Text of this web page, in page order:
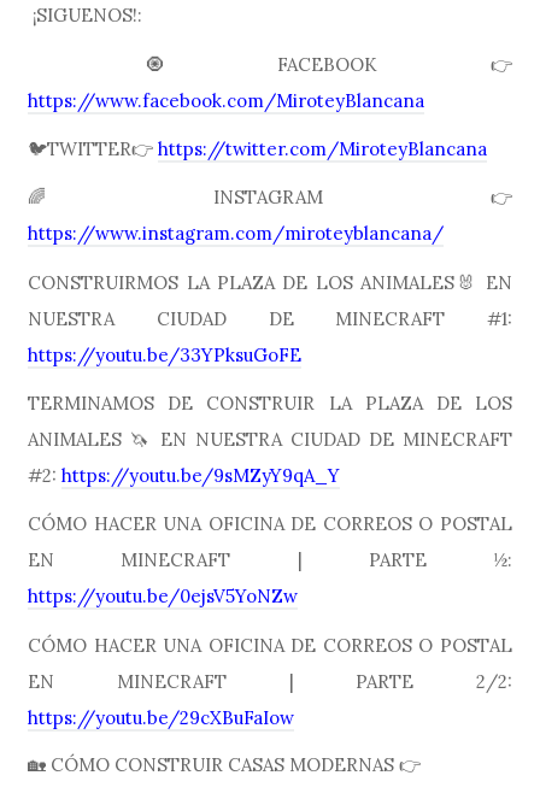
¡SIGUENOS!:
🧿FACEBOOK👉
https://www.facebook.com/MiroteyBlancana
🐦TWITTER👉https://twitter.com/MiroteyBlancana
🌈INSTAGRAM👉
https://www.instagram.com/miroteyblancana/
CONSTRUIRMOS LA PLAZA DE LOS ANIMALES🐰 EN
NUESTRA CIUDAD DE MINECRAFT #1:
https://youtu.be/33YPksuGoFE
TERMINAMOS DE CONSTRUIR LA PLAZA DE LOS
ANIMALES 🦄 EN NUESTRA CIUDAD DE MINECRAFT
#2:https://youtu.be/9sMZyY9qA_Y
CÓMO HACER UNA OFICINA DE CORREOS O POSTAL
EN MINECRAFT | PARTE ½:
https://youtu.be/0ejsV5YoNZw
CÓMO HACER UNA OFICINA DE CORREOS O POSTAL
EN MINECRAFT | PARTE 2/2:
https://youtu.be/29cXBuFaIow
🏡 CÓMO CONSTRUIR CASAS MODERNAS 👉